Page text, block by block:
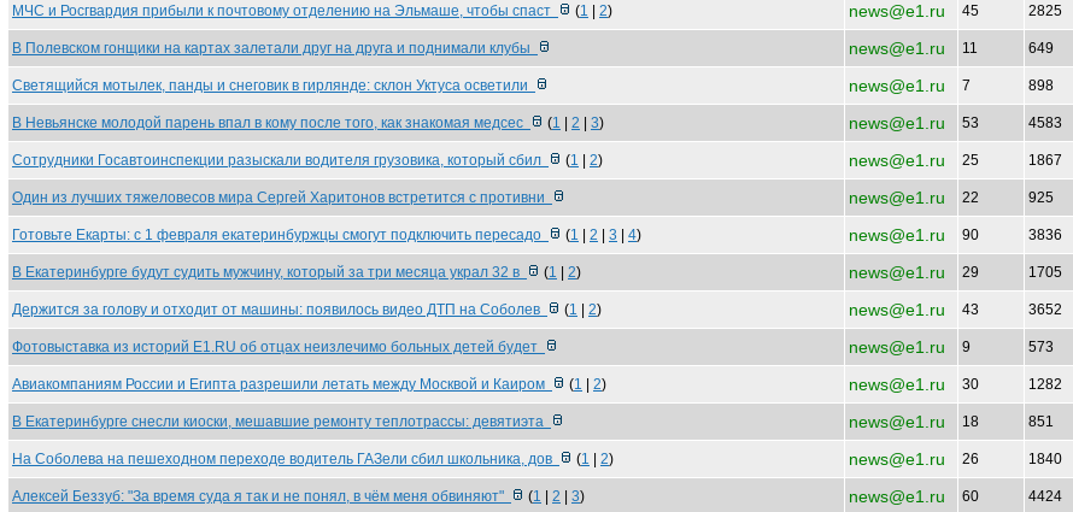
МЧС и Росгвардия прибыли к почтовому отделению на Эльмаше, чтобы спаст (1 2) news@e1.ru 45 2825
В Полевском гонщики на картах залетали друг на друга и поднимали клубы news@e1.ru 11 649
Светящийся мотылек, панды и снеговик в гирлянде: склон Уктуса осветили news@e1.ru 7 898
В Невьянске молодой парень впал в кому после того, как знакомая медсес (1 2 3) news@e1.ru 53 4583
Сотрудники Госавтоинспекции разыскали водителя грузовика, который сбил (1 2) news@e1.ru 25 1867
Один из лучших тяжеловесов мира Сергей Харитонов встретится с противни news@e1.ru 22 925
Готовьте Екарты: с 1 февраля екатеринбуржцы смогут подключить пересадо (1 2 3 4) news@e1.ru 90 3836
В Екатеринбурге будут судить мужчину, который за три месяца украл 32 в (1 2) news@e1.ru 29 1705
Держится за голову и отходит от машины: появилось видео ДТП на Соболев (1 2) news@e1.ru 43 3652
Фотовыставка из историй E1.RU об отцах неизлечимо больных детей будет news@e1.ru 9 573
Авиакомпаниям России и Египта разрешили летать между Москвой и Каиром (1 2) news@e1.ru 30 1282
В Екатеринбурге снесли киоски, мешавшие ремонту теплотрассы: девятиэта news@e1.ru 18 851
На Соболева на пешеходном переходе водитель ГАЗели сбил школьника, дов (1 2) news@e1.ru 26 1840
Алексей Беззуб: "За время суда я так и не понял, в чём меня обвиняют" (1 2 3) news@e1.ru 60 4424